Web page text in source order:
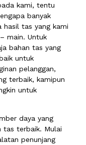
kami, tentu
banyak
hasil tas yang kami
main. Untuk
bahan tas yang
untuk
pelanggan,
terbaik, kamipun
untuk
daya yang
tas terbaik. Mulai
penunjang